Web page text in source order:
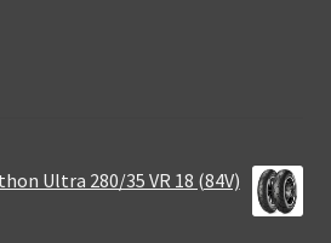
Ultra 280/35 VR 18 (84V)